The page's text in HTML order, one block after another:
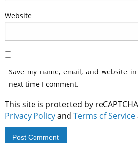
Website
Save my name, email, and website
next time I comment.
This site is protected by
Privacy Policyand Terms of Service